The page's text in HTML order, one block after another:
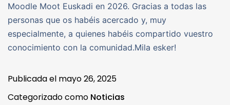
Moodle Moot Euskadi en 2026. Gracias a todas las
personas que os habéis acercado y, muy
especialmente, a quienes habéis compartido vuestro
conocimiento con la comunidad.Mila esker!
Publicada el mayo 26, 2025
Categorizado como Noticias